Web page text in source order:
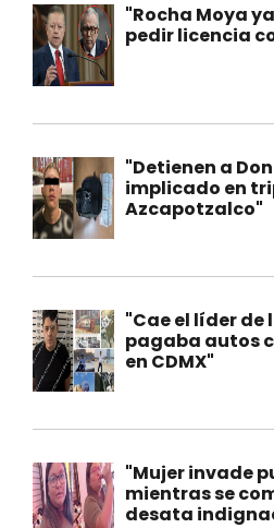
"Rocha Moya
pedir licencia
"Detienen a
implicado en
Azcapotzalco"
"Cae el líder de
pagaba autos
en CDMX"
"Mujer invade
mientras se
desata